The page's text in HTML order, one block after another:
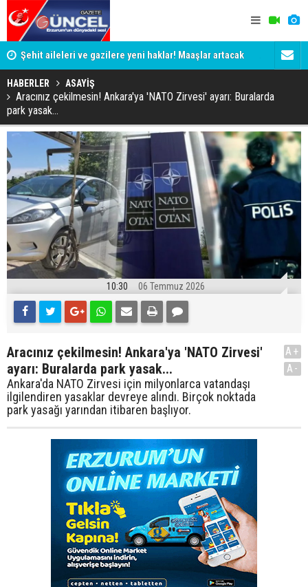
Şehit aileleri ve gazilere yeni haklar! Maaşlar artacak Aman
HABERLER ASAYİŞ
Aracınız çekilmesin! Ankara'ya 'NATO Zirvesi' ayarı: Buralarda
park yasak...
10:30 06 Temmuz 2026
Aracınız çekilmesin! Ankara'ya 'NATO Zirvesi'
ayarı: Buralarda park yasak...
Ankara'da NATO Zirvesi için milyonlarca vatandaşı
ilgilendiren yasaklar devreye alındı. Birçok noktada
park yasağı yarından itibaren başlıyor.
A+
A-